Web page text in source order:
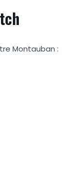
Montauban :